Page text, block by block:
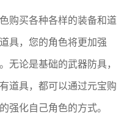
购买各种各样的装备和道
具，您的角色将更加强
无论是基础的武器防具，
道具，都可以通过元宝购
强化自己角色的方式。